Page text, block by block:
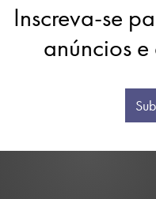
Inscreva-se
anúncios